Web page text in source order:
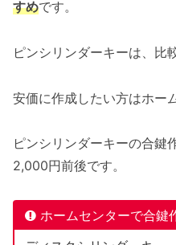
すめです。
ピンシリンダーキーは、比
安価に作成したい方はホー
ピンシリンダーキーの合鍵
2,000円前後です。
ホームセンターで合鍵